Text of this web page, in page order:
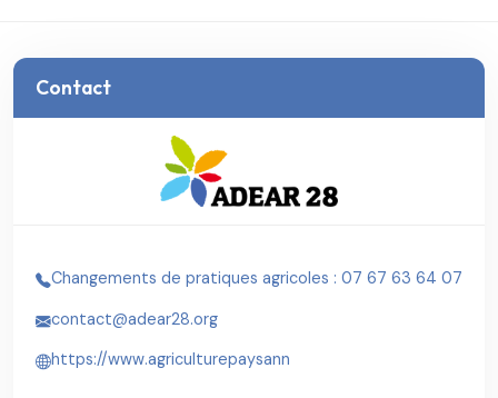
Contact
Changements de pratiques agricoles : 07 67 63 64 07
contact@adear28.org
https://www.agriculturepaysann